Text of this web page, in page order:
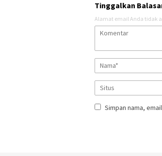
Tinggalkan
Alamat email Anda tidak
Simpan nama,